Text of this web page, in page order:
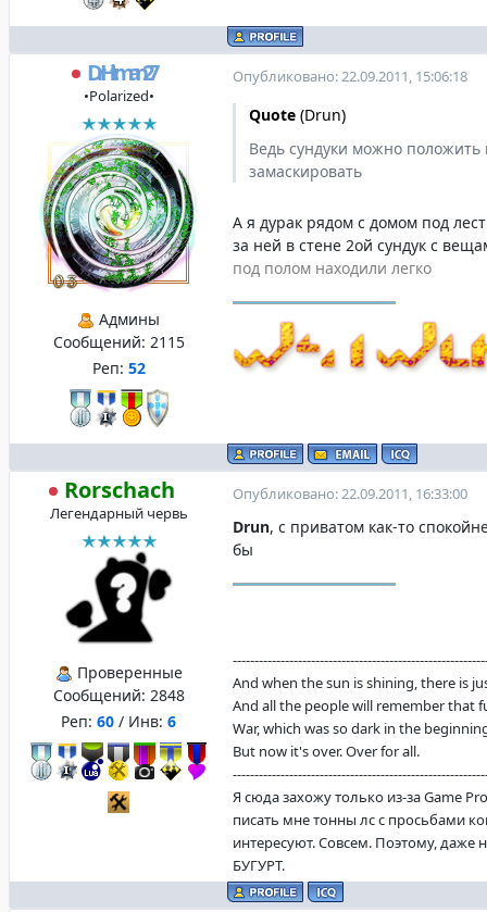
DrHitman27
•Polarized•
Админы
Сообщений: 2115
Реп: 52
Опубликовано: 22.09.2011, 15:06:18
Quote (Drun)
Ведь сундуки можно
замаскировать
А я дурак рядом с домом под
за ней в стене 2ой сундук с
под полом находили легко
Rorschach
Легендарный червь
Проверенные
Сообщений: 2848
Реп: 60 / Инв: 6
Опубликовано: 22.09.2011, 16:33:00
Drun, с приватом как-то
бы
And when the sun is shining, there is
And all the people will remember that
War, which was so dark in the
But now it's over. Over for all.
Я сюда захожу только из-за Game
писать мне тонны лс с просьбами
интересуют. Совсем. Поэтому,
БУГУРТ.